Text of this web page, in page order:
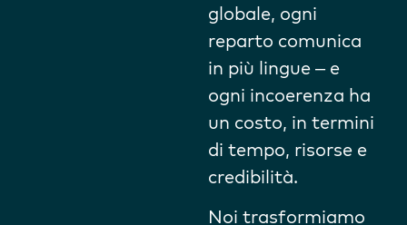
globale, ogni
reparto comunica
in più lingue – e
ogni incoerenza ha
un costo, in termini
di tempo, risorse e
credibilità.
Noi trasformiamo